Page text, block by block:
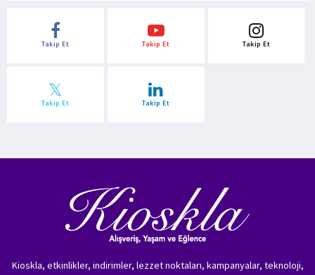
Takip Et Takip Et Takip Et
Takip Et Takip Et
Kioskla, etkinlikler, indirimler, lezzet noktaları, kampanyalar, teknoloji,